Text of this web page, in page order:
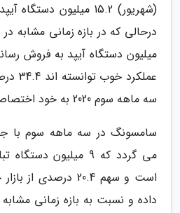
(شهریور) 15.2 میلیون
میلیون دستگاه آیپد به فروش
سه ماهه سوم 2020 به خود اختصاص دهند.
سامسونگ در سه ماهه سوم با
می گردد که 9 میلیون
است و سهم 20.4
داده و نسبت به بازه زمانی